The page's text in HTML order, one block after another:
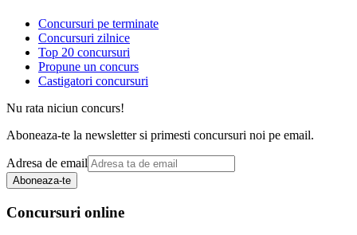
Concursuri pe terminate
Concursuri zilnice
Top 20 concursuri
Propune un concurs
Castigatori concursuri
Nu rata niciun concurs!
Aboneaza-te la newsletter si primesti concursuri noi pe email.
Adresa de email
Aboneaza-te
Concursuri online